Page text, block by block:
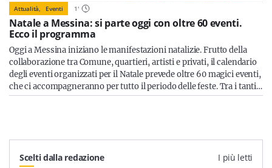
Attualità, Eventi 1'
Natale a Messina: si parte oggi con oltre 60 eventi.
Ecco il programma
Oggi a Messina iniziano le manifestazioni natalizie. Frutto della
collaborazione tra Comune, quartieri, artisti e privati, il calendario
degli eventi organizzati per il Natale prevede oltre 60 magici eventi,
che ci accompagneranno per tutto il periodo delle feste. Tra i tanti…
Scelti dalla redazione I più letti